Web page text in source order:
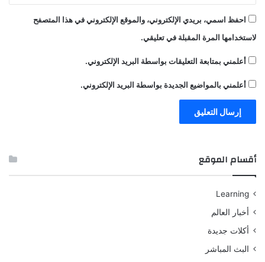
احفظ اسمي، بريدي الإلكتروني، والموقع الإلكتروني في هذا المتصفح
لاستخدامها المرة المقبلة في تعليقي.
أعلمني بمتابعة التعليقات بواسطة البريد الإلكتروني.
أعلمني بالمواضيع الجديدة بواسطة البريد الإلكتروني.
أقسام الموقع
Learning
أخبار العالم
أكلات جديدة
البث المباشر